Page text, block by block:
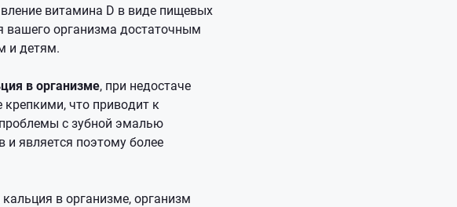
витамина D в виде пищевых
вашего организма достаточным
и детям.
в организме, при недостаче
что приводит к
с зубной эмалью
и является поэтому более
в организме, организм